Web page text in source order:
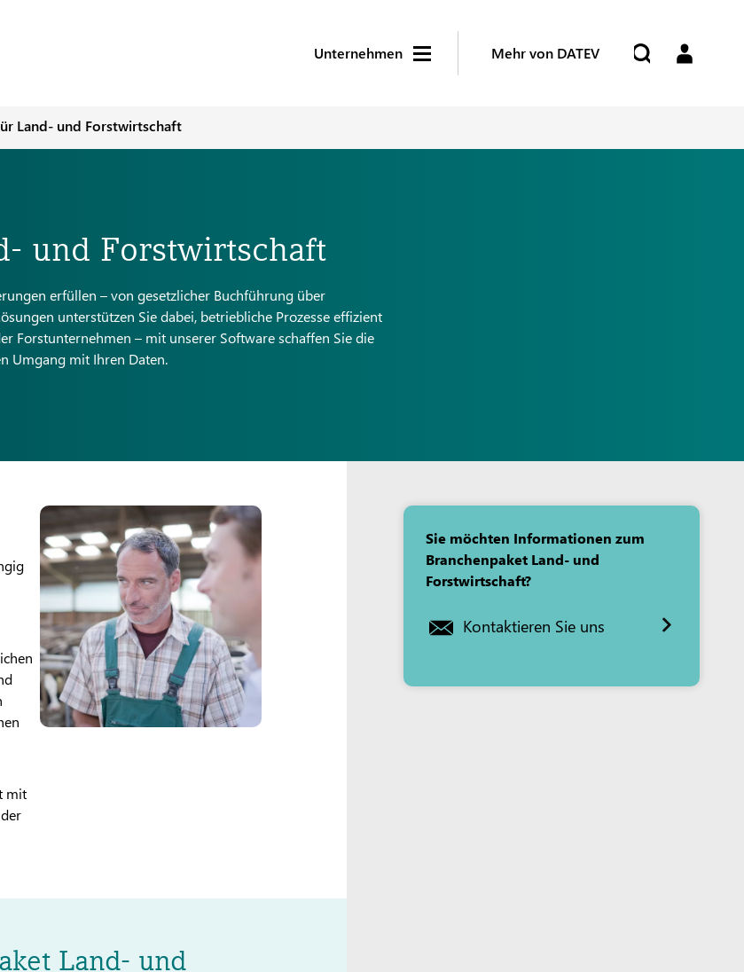
Unternehmen Mehr von DATEV
Land- und Forstwirtschaft
und Forstwirtschaft
erfüllen – von gesetzlicher Buchführung über
unterstützen Sie dabei, betriebliche Prozesse effizient
Forstunternehmen – mit unserer Software schaffen Sie die
Umgang mit Ihren Daten.
mit
Land- und
Sie möchten Informationen zum
Branchenpaket Land- und
Forstwirtschaft?
Kontaktieren Sie uns